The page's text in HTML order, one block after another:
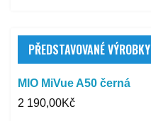
PŘEDSTAVOVANÉ VÝROBKY
MIO MiVue A50 černá
2 190,00Kč